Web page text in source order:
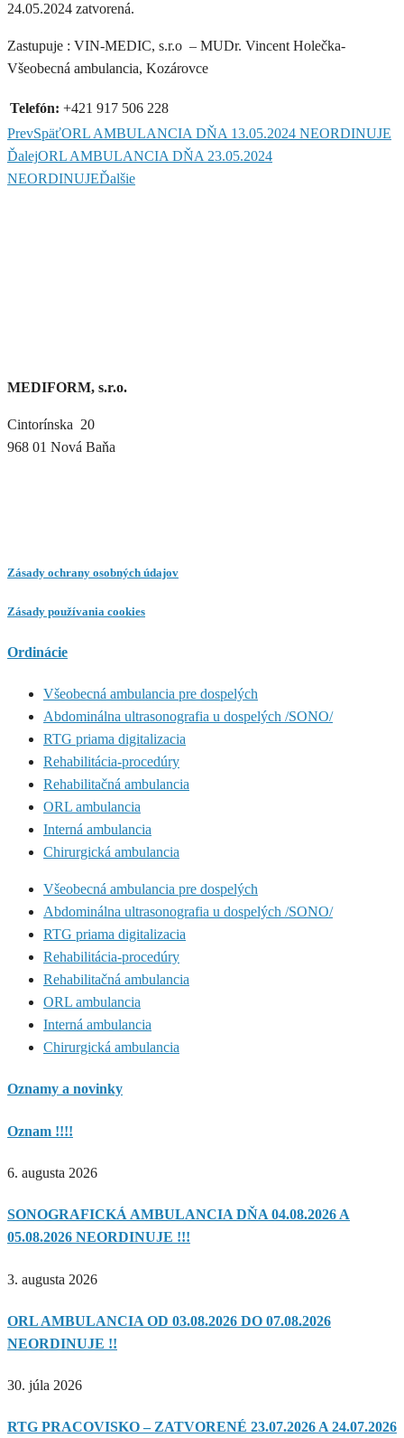
24.05.2024 zatvorená.
Zastupuje : VIN-MEDIC, s.r.o – MUDr. Vincent Holečka-
Všeobecná ambulancia, Kozárovce
Telefón: +421 917 506 228
PrevSpäťORL AMBULANCIA DŇA 13.05.2024 NEORDINUJE
ĎalejORL AMBULANCIA DŇA 23.05.2024
NEORDINUJEĎalšie
MEDIFORM, s.r.o.
Cintorínska 20
968 01 Nová Baňa
Zásady ochrany osobných údajov
Zásady používania cookies
Ordinácie
Všeobecná ambulancia pre dospelých
Abdominálna ultrasonografia u dospelých /SONO/
RTG priama digitalizacia
Rehabilitácia-procedúry
Rehabilitačná ambulancia
ORL ambulancia
Interná ambulancia
Chirurgická ambulancia
Všeobecná ambulancia pre dospelých
Abdominálna ultrasonografia u dospelých /SONO/
RTG priama digitalizacia
Rehabilitácia-procedúry
Rehabilitačná ambulancia
ORL ambulancia
Interná ambulancia
Chirurgická ambulancia
Oznamy a novinky
Oznam !!!!
6. augusta 2026
SONOGRAFICKÁ AMBULANCIA DŇA 04.08.2026 A
05.08.2026 NEORDINUJE !!!
3. augusta 2026
ORL AMBULANCIA OD 03.08.2026 DO 07.08.2026
NEORDINUJE !!
30. júla 2026
RTG PRACOVISKO – ZATVORENÉ 23.07.2026 A 24.07.2026